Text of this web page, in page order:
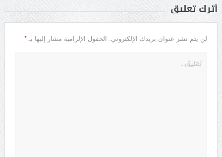
أترك تعليق
لن يتم نشر عنوان بريدك الإلكتروني. الحقول الإلزامية مشار إليها بـ *